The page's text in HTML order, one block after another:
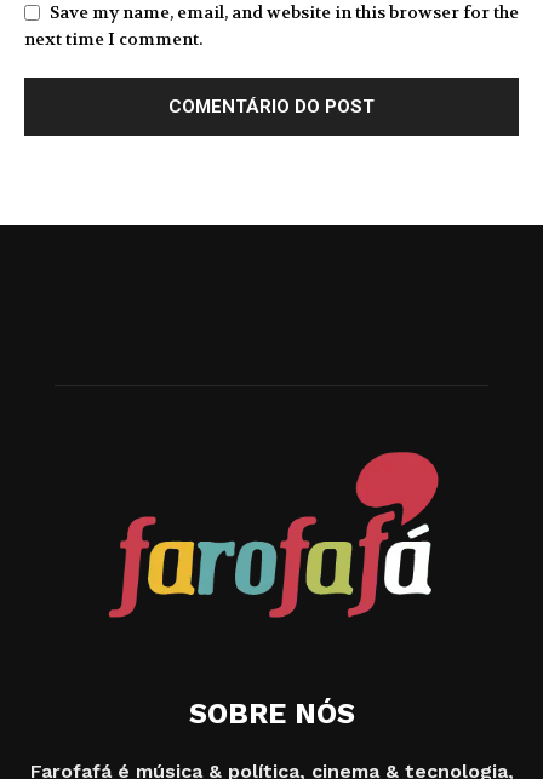
Save my name, email, and website in this browser for the
next time I comment.
SOBRE NÓS
Farofafá é música & política, cinema & tecnologia,